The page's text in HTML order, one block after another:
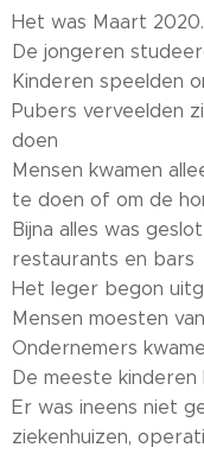
Het was Maart
De jongeren
Kinderen speelden
Pubers verveelden
doen
Mensen kwamen
te doen of om de
Bijna alles was
restaurants en bars
Het leger begon
Mensen moesten
Ondernemers
De meeste
Er was ineens niet
ziekenhuizen,